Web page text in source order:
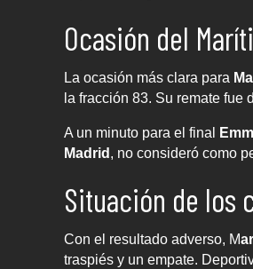
Ocasión del
La ocasión más clara para
la fracción 83. Su remate fue
A un minuto para el final
Madrid , no consideró como
Situación de los
Con el resultado adverso, M
traspiés y un empate.